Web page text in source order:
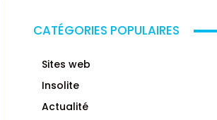
CATÉGORIES POPULAIRES
Sites web
Insolite
Actualité